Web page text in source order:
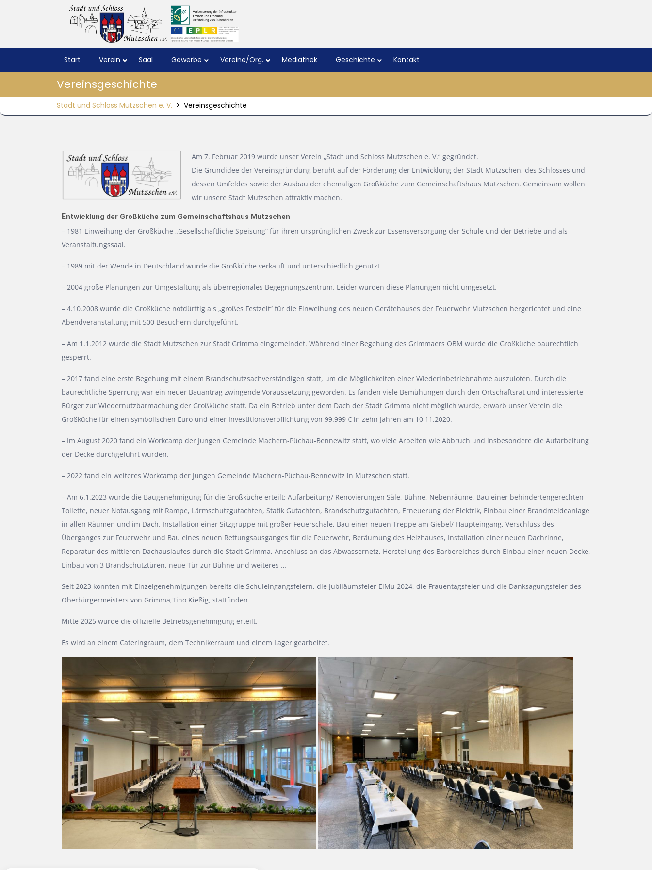
Start Verein Saal Gewerbe Vereine/Org. Mediathek Geschichte Kontakt
Vereinsgeschichte
Stadt und Schloss Mutzschen e. V. > Vereinsgeschichte
Am 7. Februar 2019 wurde unser Verein „Stadt und Schloss Mutzschen e. V.“ gegründet.
Die Grundidee der Vereinsgründung beruht auf der Förderung der Entwicklung der Stadt Mutzschen, des Schlosses und
dessen Umfeldes sowie der Ausbau der ehemaligen Großküche zum Gemeinschaftshaus Mutzschen. Gemeinsam wollen
wir unsere Stadt Mutzschen attraktiv machen.
Entwicklung der Großküche zum Gemeinschaftshaus Mutzschen
– 1981 Einweihung der Großküche „Gesellschaftliche Speisung“ für ihren ursprünglichen Zweck zur Essensversorgung der Schule und der Betriebe und als
Veranstaltungssaal.
– 1989 mit der Wende in Deutschland wurde die Großküche verkauft und unterschiedlich genutzt.
– 2004 große Planungen zur Umgestaltung als überregionales Begegnungszentrum. Leider wurden diese Planungen nicht umgesetzt.
– 4.10.2008 wurde die Großküche notdürftig als „großes Festzelt“ für die Einweihung des neuen Gerätehauses der Feuerwehr Mutzschen hergerichtet und eine
Abendveranstaltung mit 500 Besuchern durchgeführt.
– Am 1.1.2012 wurde die Stadt Mutzschen zur Stadt Grimma eingemeindet. Während einer Begehung des Grimmaers OBM wurde die Großküche baurechtlich
gesperrt.
– 2017 fand eine erste Begehung mit einem Brandschutzsachverständigen statt, um die Möglichkeiten einer Wiederinbetriebnahme auszuloten. Durch die
baurechtliche Sperrung war ein neuer Bauantrag zwingende Voraussetzung geworden. Es fanden viele Bemühungen durch den Ortschaftsrat und interessierte
Bürger zur Wiedernutzbarmachung der Großküche statt. Da ein Betrieb unter dem Dach der Stadt Grimma nicht möglich wurde, erwarb unser Verein die
Großküche für einen symbolischen Euro und einer Investitionsverpflichtung von 99.999 € in zehn Jahren am 10.11.2020.
– Im August 2020 fand ein Workcamp der Jungen Gemeinde Machern-Püchau-Bennewitz statt, wo viele Arbeiten wie Abbruch und insbesondere die Aufarbeitung
der Decke durchgeführt wurden.
– 2022 fand ein weiteres Workcamp der Jungen Gemeinde Machern-Püchau-Bennewitz in Mutzschen statt.
– Am 6.1.2023 wurde die Baugenehmigung für die Großküche erteilt: Aufarbeitung/ Renovierungen Säle, Bühne, Nebenräume, Bau einer behindertengerechten
Toilette, neuer Notausgang mit Rampe, Lärmschutzgutachten, Statik Gutachten, Brandschutzgutachten, Erneuerung der Elektrik, Einbau einer Brandmeldeanlage
in allen Räumen und im Dach. Installation einer Sitzgruppe mit großer Feuerschale, Bau einer neuen Treppe am Giebel/ Haupteingang, Verschluss des
Überganges zur Feuerwehr und Bau eines neuen Rettungsausganges für die Feuerwehr, Beräumung des Heizhauses, Installation einer neuen Dachrinne,
Reparatur des mittleren Dachauslaufes durch die Stadt Grimma, Anschluss an das Abwassernetz, Herstellung des Barbereiches durch Einbau einer neuen Decke,
Einbau von 3 Brandschutztüren, neue Tür zur Bühne und weiteres …
Seit 2023 konnten mit Einzelgenehmigungen bereits die Schuleingangsfeiern, die Jubiläumsfeier ElMu 2024, die Frauentagsfeier und die Danksagungsfeier des
Oberbürgermeisters von Grimma,Tino Kießig, stattfinden.
Mitte 2025 wurde die offizielle Betriebsgenehmigung erteilt.
Es wird an einem Cateringraum, dem Technikerraum und einem Lager gearbeitet.